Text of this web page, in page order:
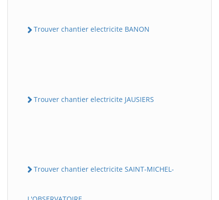
Trouver chantier electricite BANON
Trouver chantier electricite JAUSIERS
Trouver chantier electricite SAINT-MICHEL-